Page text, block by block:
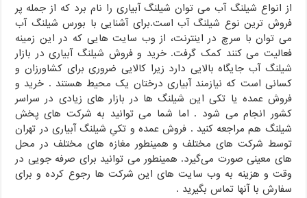
از انواع شیلنگ آب می توان شیلنگ آبیاری را نام برد که از جمله پر
فروش ترین نوع شیلنگ آب است.برای آشنایی با بورس شیلنگ آب
می توان با سرچ در اینترنت، از وب سایت هایی که در این زمینه
فعالیت می کنند کمک گرفت. خرید و فروش شیلنگ آبیاری در بازار
شیلنگ آب جایگاه بالایی دارد زیرا کالایی ضروری برای کشاورزان و
کسانی است که نیازمند آبیاری درختان یک محیط هستند . خرید و
فروش عمده یا تکی این شیلنگ ها در بازار های زیادی در سراسر
کشور انجام می شود . اما شما می توانید به شرکت های پخش
شیلنگ هم مراجعه کنید ‌‌‌. فروش عمده و تکیِ شیلنگ آبیاری در تهران
توسط شرکت های مختلف و همینطور مغازه های مختلف در محل
های معینی صورت می‌گیرد. همینطور می توانید برای صرفه جویی در
وقت و هزینه به وب سایت های این شرکت ها رجوع کرده و برای
سفارش با آنها تماس بگیرید ‌‌.